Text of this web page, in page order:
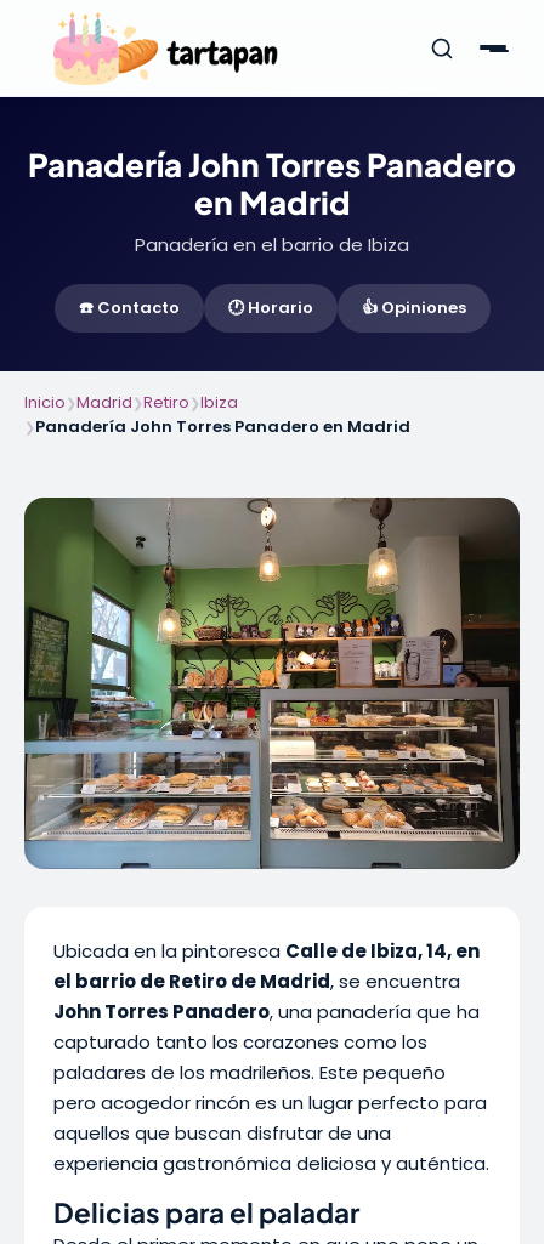
Panadería John Torres Panadero
en Madrid
Panadería en el barrio de Ibiza
☎️ Contacto 🕐 Horario 👍 Opiniones
Inicio❯Madrid❯Retiro❯Ibiza
❯Panadería John Torres Panadero en Madrid
Ubicada en la pintoresca Calle de Ibiza, 14, en
el barrio de Retiro de Madrid, se encuentra
John Torres Panadero, una panadería que ha
capturado tanto los corazones como los
paladares de los madrileños. Este pequeño
pero acogedor rincón es un lugar perfecto para
aquellos que buscan disfrutar de una
experiencia gastronómica deliciosa y auténtica.
Delicias para el paladar